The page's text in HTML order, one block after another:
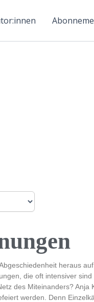
heraus
die oft intensiver
des Miteinanders?
werden. Denn